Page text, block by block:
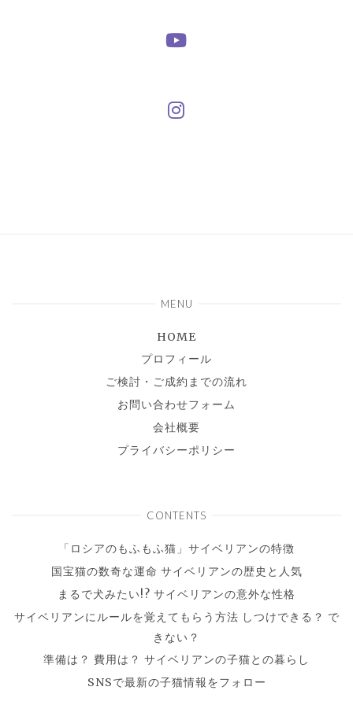
MENU
HOME
プロフィール
ご検討・ご成約までの流れ
お問い合わせフォーム
会社概要
プライバシーポリシー
CONTENTS
「ロシアのもふもふ猫」サイベリアンの特徴
国宝猫の数奇な運命 サイベリアンの歴史と人気
まるで犬みたい!? サイベリアンの意外な性格
サイベリアンにルールを覚えてもらう方法 しつけできる？ で
きない？
準備は？ 費用は？ サイベリアンの子猫との暮らし
SNSで最新の子猫情報をフォロー